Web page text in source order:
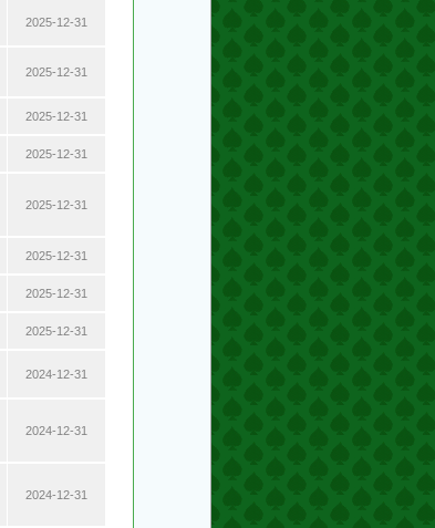
2025-12-31
2025-12-31
2025-12-31
2025-12-31
2025-12-31
2025-12-31
2025-12-31
2025-12-31
2024-12-31
2024-12-31
2024-12-31